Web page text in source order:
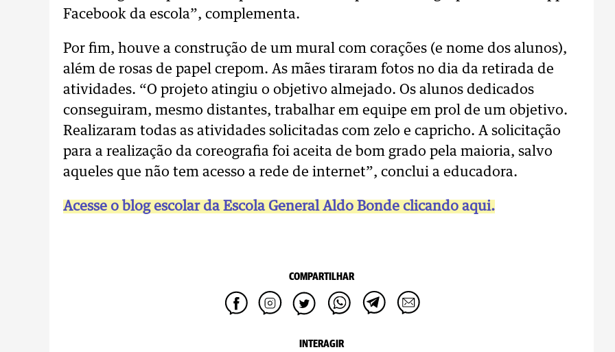
Facebook da escola”, complementa.
Por fim, houve a construção de um mural com corações (e nome dos alunos),
além de rosas de papel crepom. As mães tiraram fotos no dia da retirada de
atividades. “O projeto atingiu o objetivo almejado. Os alunos dedicados
conseguiram, mesmo distantes, trabalhar em equipe em prol de um objetivo.
Realizaram todas as atividades solicitadas com zelo e capricho. A solicitação
para a realização da coreografia foi aceita de bom grado pela maioria, salvo
aqueles que não tem acesso a rede de internet”, conclui a educadora.
Acesse o blog escolar da Escola General Aldo Bonde clicando aqui.
COMPARTILHAR
INTERAGIR